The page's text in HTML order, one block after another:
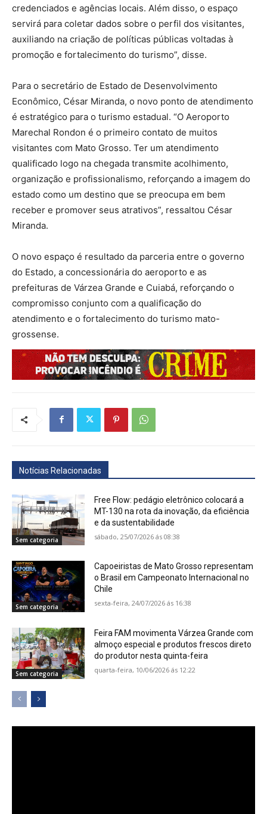
credenciados e agências locais. Além disso, o espaço
servirá para coletar dados sobre o perfil dos visitantes,
auxiliando na criação de políticas públicas voltadas à
promoção e fortalecimento do turismo”, disse.
Para o secretário de Estado de Desenvolvimento
Econômico, César Miranda, o novo ponto de atendimento
é estratégico para o turismo estadual. “O Aeroporto
Marechal Rondon é o primeiro contato de muitos
visitantes com Mato Grosso. Ter um atendimento
qualificado logo na chegada transmite acolhimento,
organização e profissionalismo, reforçando a imagem do
estado como um destino que se preocupa em bem
receber e promover seus atrativos”, ressaltou César
Miranda.
O novo espaço é resultado da parceria entre o governo
do Estado, a concessionária do aeroporto e as
prefeituras de Várzea Grande e Cuiabá, reforçando o
compromisso conjunto com a qualificação do
atendimento e o fortalecimento do turismo mato-
grossense.
Notícias Relacionadas
Sem categoria
Free Flow: pedágio eletrônico colocará a
MT-130 na rota da inovação, da eficiência
e da sustentabilidade
sábado, 25/07/2026 ás 08:38
Sem categoria
Capoeiristas de Mato Grosso representam
o Brasil em Campeonato Internacional no
Chile
sexta-feira, 24/07/2026 ás 16:38
Sem categoria
Feira FAM movimenta Várzea Grande com
almoço especial e produtos frescos direto
do produtor nesta quinta-feira
quarta-feira, 10/06/2026 ás 12:22